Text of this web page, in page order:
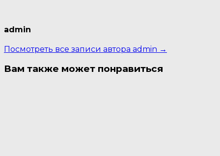
admin
Посмотреть все записи автора admin →
Вам также может понравиться